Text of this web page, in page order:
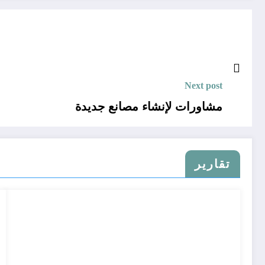
Next post
مشاورات لإنشاء مصانع جديدة
تقارير